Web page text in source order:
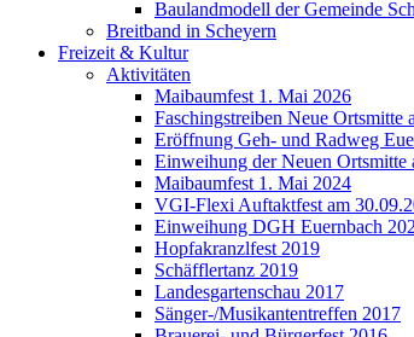
Baulandmodell der Gemeinde
Breitband in Scheyern
Freizeit & Kultur
Aktivitäten
Maibaumfest 1. Mai 2026
Faschingstreiben Neue Ortsmitte
Eröffnung Geh- und Radweg
Einweihung der Neuen Ortsmitte
Maibaumfest 1. Mai 2024
VGI-Flexi Auftaktfest am
Einweihung DGH Euernbach
Hopfakranzlfest 2019
Schäfflertanz 2019
Landesgartenschau 2017
Sänger-/Musikantentreffen 2017